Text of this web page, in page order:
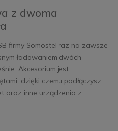
z dwoma
firmy Somostel raz na zawsze
ładowaniem dwóch
Akcesorium jest
dzięki czemu podłączysz
oraz inne urządzenia z